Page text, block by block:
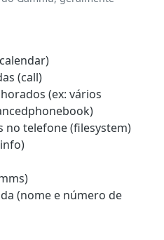
(call)
(ex: vários
no telefone (filesystem)
(nome e número de